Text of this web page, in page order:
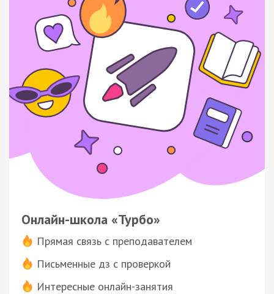
Онлайн-школа «Турбо»
Прямая связь с преподавателем
Письменные дз с проверкой
Интересные онлайн-занятия